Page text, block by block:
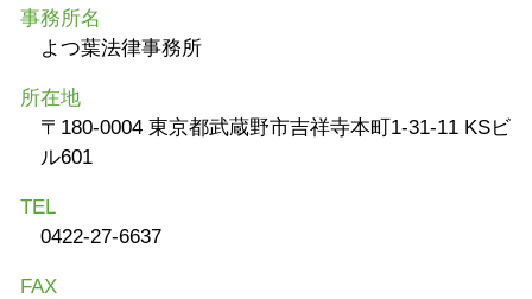
事務所名
よつ葉法律事務所
所在地
〒180-0004 東京都武蔵野市吉祥寺本町1-31-11 KSビ
ル601
TEL
0422-27-6637
FAX